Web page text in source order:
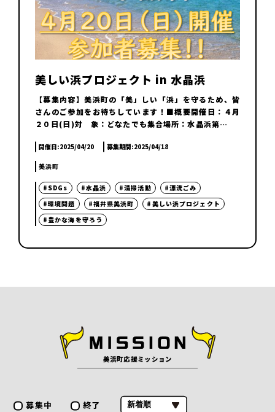
美しい浜プロジェクト in 水晶浜
【募集内容】美浜町の「美」しい「浜」を守るため、皆
さんのご参加をお待ちしています！■概要開催日：４月
２０日(日)対 象：どなたでも集合場所：水晶浜第…
開催日:2025/04/20 募集期間:2025/04/18
美浜町
#SDGs #水晶浜 #清掃活動
#漂流ごみ
#環境問題
#福井県美浜町
#美しい浜プロジェクト
#豊かな海を守ろう
美浜町応援ミッション
募集中 終了